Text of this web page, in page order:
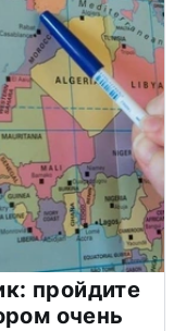
пройдите
очень